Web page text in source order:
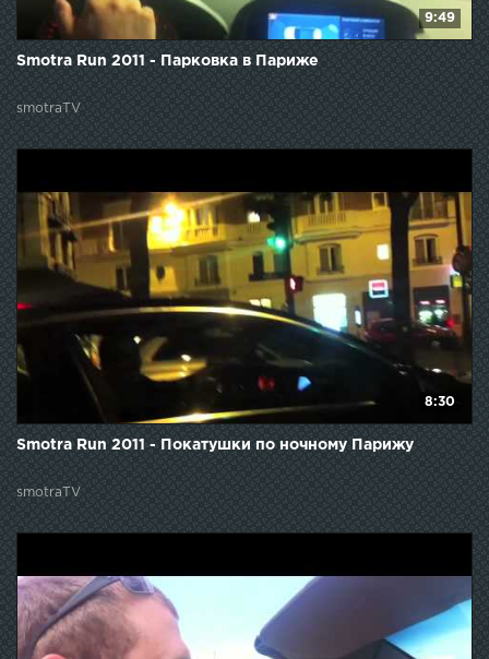
9:49
Smotra Run 2011 - Парковка в Париже
smotraTV
8:30
Smotra Run 2011 - Покатушки по ночному Парижу
smotraTV